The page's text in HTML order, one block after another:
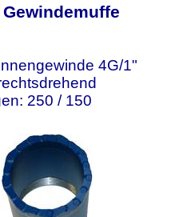
4G/1"
250 / 150